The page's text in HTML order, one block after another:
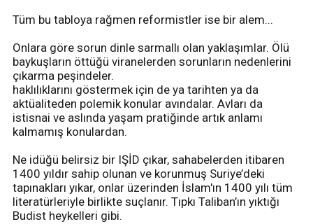
Tüm bu tabloya rağmen reformistler ise bir alem...
Onlara göre sorun dinle sarmallı olan yaklaşımlar. Ölü
baykuşların öttüğü viranelerden sorunların nedenlerini
çıkarma peşindeler.
haklılıklarını göstermek için de ya tarihten ya da
aktüaliteden polemik konular avındalar. Avları da
istisnai ve aslında yaşam pratiğinde artık anlamı
kalmamış konulardan.
Ne idüğü belirsiz bir IŞİD çıkar, sahabelerden itibaren
1400 yıldır sahip olunan ve korunmuş Suriye’deki
tapınakları yıkar, onlar üzerinden İslam'ın 1400 yılı tüm
literatürleriyle birlikte suçlanır. Tıpkı Taliban’ın yıktığı
Budist heykelleri gibi.